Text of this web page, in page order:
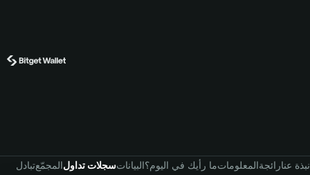
تبادلالمجمّعسجلات تداولالبياناتما رأيك في اليوم؟المعلوماترائجةنبذة عنا